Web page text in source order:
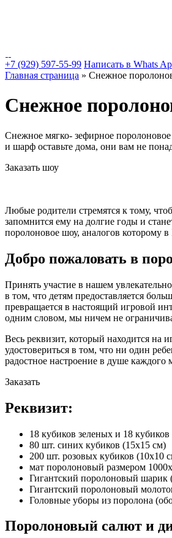
+7 (929) 597-55-99 Написать в Whats
Главная страница » Снежное
Снежное
Снежное мягко- зефирное
и шарф оставьте дома, они вам не
Заказать шоу
Любые родители стремятся к тому,
запомнится ему на долгие годы и
поролоновое шоу, аналогов которому
Добро пожаловать в
Принять участие в нашем
в том, что детям предоставляется
превращается в настоящий игровой
одним словом, мы ничем не
Весь реквизит, который находится на
удостовериться в том, что ни один
радостное настроение в душе каждого
Заказать
Реквизит:
18 кубиков зеленых и 18
80 шт. синих кубиков (15х15 см)
200 шт. розовых кубиков (10х10
мат поролоновый размером
Гигантский поролоновый шарик
Гигантский поролоновый
Головные уборы из поролона
Поролоновый салют и